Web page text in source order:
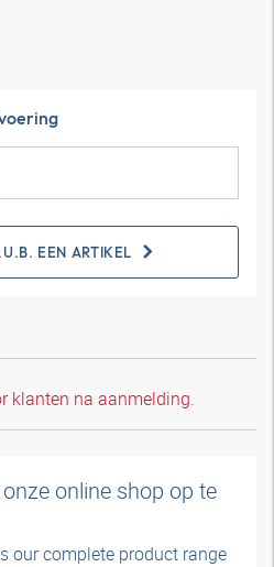
EEN ARTIKEL
klanten na aanmelding.
online shop op te
our complete product range